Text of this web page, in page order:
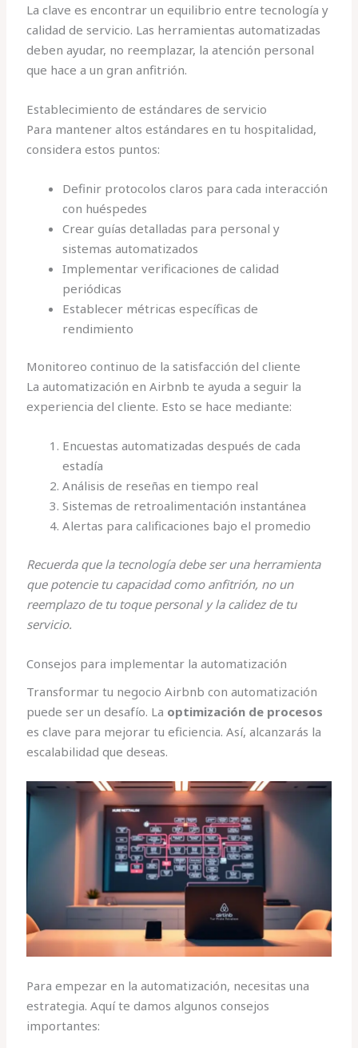
La clave es encontrar un equilibrio entre tecnología y
calidad de servicio. Las herramientas automatizadas
deben ayudar, no reemplazar, la atención personal
que hace a un gran anfitrión.
Establecimiento de estándares de servicio
Para mantener altos estándares en tu hospitalidad,
considera estos puntos:
Definir protocolos claros para cada interacción
con huéspedes
Crear guías detalladas para personal y
sistemas automatizados
Implementar verificaciones de calidad
periódicas
Establecer métricas específicas de
rendimiento
Monitoreo continuo de la satisfacción del cliente
La automatización en Airbnb te ayuda a seguir la
experiencia del cliente. Esto se hace mediante:
Encuestas automatizadas después de cada
estadía
Análisis de reseñas en tiempo real
Sistemas de retroalimentación instantánea
Alertas para calificaciones bajo el promedio
Recuerda que la tecnología debe ser una herramienta
que potencie tu capacidad como anfitrión, no un
reemplazo de tu toque personal y la calidez de tu
servicio.
Consejos para implementar la automatización
Transformar tu negocio Airbnb con automatización
puede ser un desafío. La optimización de procesos
es clave para mejorar tu eficiencia. Así, alcanzarás la
escalabilidad que deseas.
Para empezar en la automatización, necesitas una
estrategia. Aquí te damos algunos consejos
importantes: